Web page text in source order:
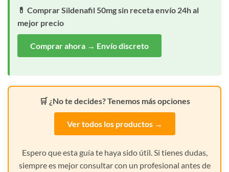
💊 Comprar Sildenafil 50mg sin receta envío 24h al
mejor precio
Comprar ahora → Envío discreto
🛒 ¿No te decides? Tenemos más opciones
Ver todos los productos →
Espero que esta guía te haya sido útil. Si tienes dudas,
siempre es mejor consultar con un profesional antes de